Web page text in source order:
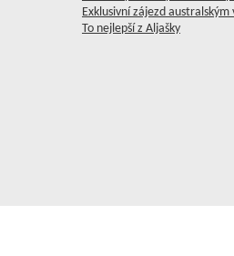
Exklusivní zájezd
To nejlepší z Aljašky